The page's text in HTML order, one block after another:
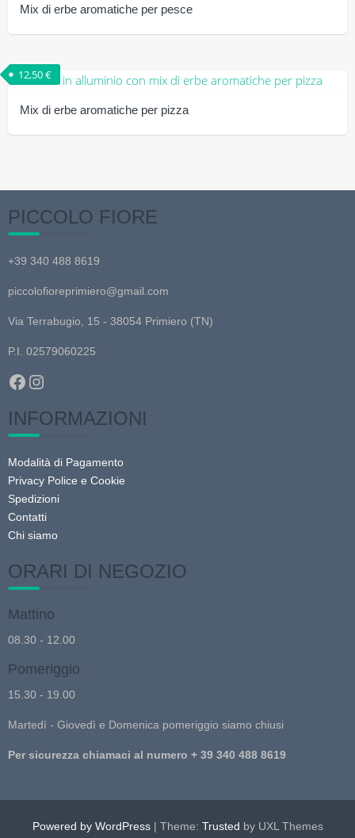
Mix di erbe aromatiche per pesce
Mix di erbe aromatiche per pizza
12,50€
PICCOLO FIORE
+39 340 488 8619
piccolofioreprimiero@gmail.com
Via Terrabugio, 15 - 38054 Primiero (TN)
P.I. 02579060225
Facebook
Instagram
INFORMAZIONI
Modalità di Pagamento
Privacy Police e Cookie
Spedizioni
Contatti
Chi siamo
ORARI DI NEGOZIO
Mattino
08.30 - 12.00
Pomeriggio
15.30 - 19.00
Martedì - Giovedì e Domenica pomeriggio siamo chiusi
Per sicurezza chiamaci al numero + 39 340 488 8619
Powered by WordPress | Theme: Trusted by UXL Themes